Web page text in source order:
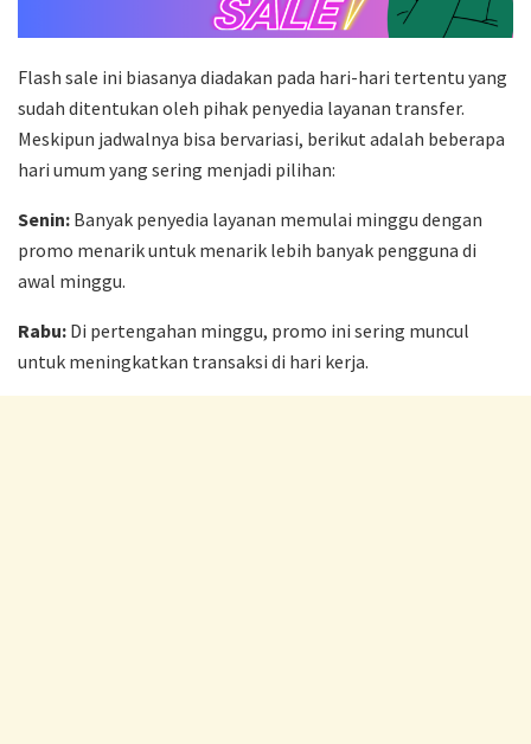
Flash sale ini biasanya diadakan pada hari-hari tertentu yang
sudah ditentukan oleh pihak penyedia layanan transfer.
Meskipun jadwalnya bisa bervariasi, berikut adalah beberapa
hari umum yang sering menjadi pilihan:
Senin: Banyak penyedia layanan memulai minggu dengan
promo menarik untuk menarik lebih banyak pengguna di
awal minggu.
Rabu: Di pertengahan minggu, promo ini sering muncul
untuk meningkatkan transaksi di hari kerja.